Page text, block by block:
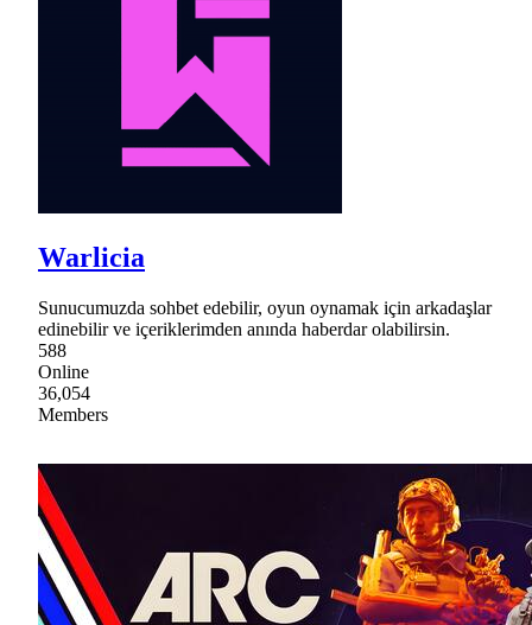
Warlicia
Sunucumuzda sohbet edebilir, oyun oynamak için arkadaşlar
edinebilir ve içeriklerimden anında haberdar olabilirsin.
588
Online
36,054
Members